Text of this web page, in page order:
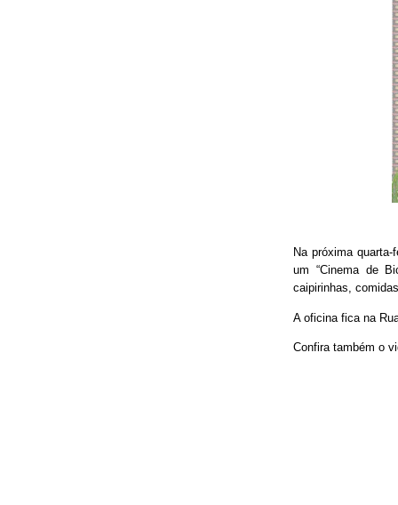
Na próxima
um “Cinema de
caipirinhas,
A oficina fica na
Confira também o